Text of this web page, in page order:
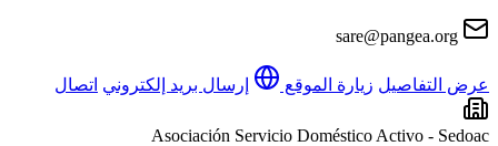
sare@pangea.org
عرض التفاصيل زيارة الموقع إرسال بريد إلكتروني اتصال
Asociación Servicio Doméstico Activo - Sedoac